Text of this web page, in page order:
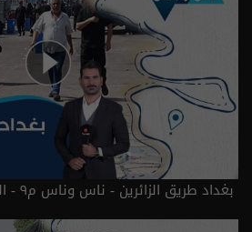
بغداد طريق الزائرين - ناس وناس م٩ - الحلقة ٩٣ | الموسم 9